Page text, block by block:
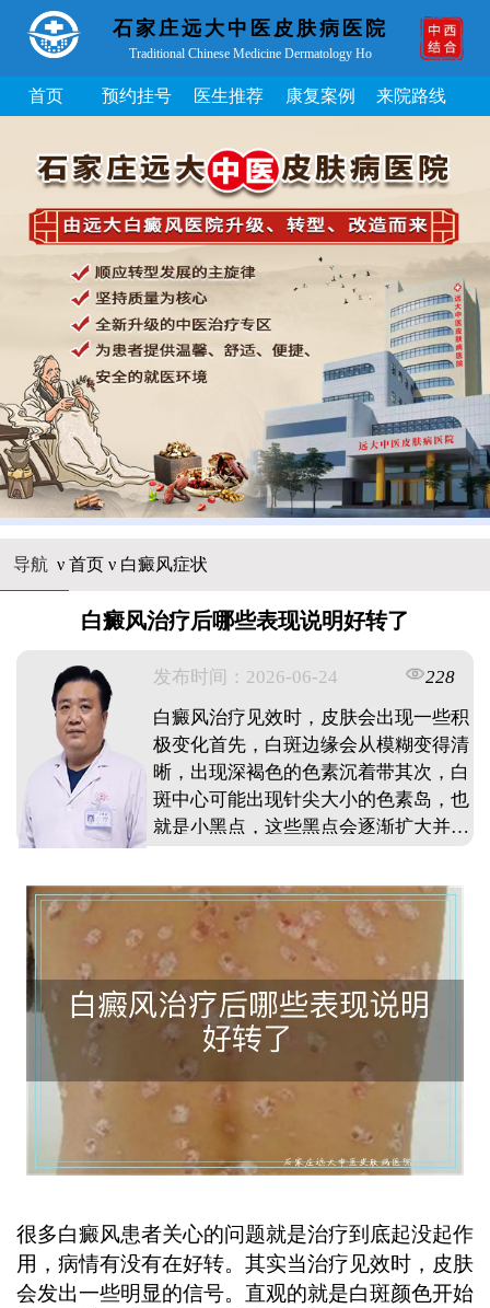
石家庄远大中医皮肤病医院
Traditional Chinese Medicine Dermatology Ho
首页 预约挂号 医生推荐 康复案例 来院路线
导航 ν 首页ν 白癜风症状
白癜风治疗后哪些表现说明好转了
发布时间：2026-06-24
228
白癜风治疗见效时，皮肤会出现一些积
极变化首先，白斑边缘会从模糊变得清
晰，出现深褐色的色素沉着带其次，白
斑中心可能出现针尖大小的色素岛，也
就是小黑点，这些黑点会逐渐扩大并向
色逐渐转为浅白色或粉红色，面积也会
慢慢缩小同时，患处毛发由白转黑也是
好转信号这些变化说明黑色素细胞正在
恢复功能不过每个人的恢复速度不同，
需要耐心坚持治疗，定期观察变化。 ...
很多白癜风患者关心的问题就是治疗到底起没起作
用，病情有没有在好转。其实当治疗见效时，皮肤
会发出一些明显的信号。直观的就是白斑颜色开始